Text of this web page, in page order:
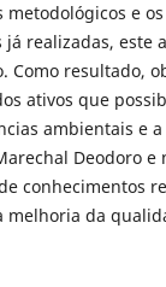
metodológicos e
já realizadas, este
Como resultado,
ativos que
ambientais e
Deodoro e
conhecimentos
melhoria da